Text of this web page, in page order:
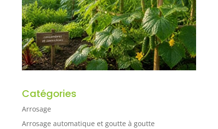
Catégories
Arrosage
Arrosage automatique et goutte à goutte